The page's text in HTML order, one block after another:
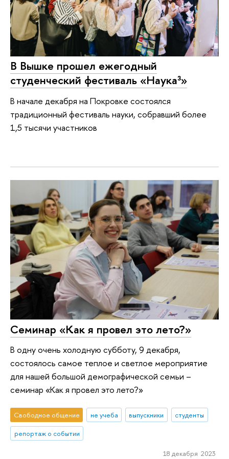
В Вышке прошел ежегодный
студенческий фестиваль «Наука³»
В начале декабря на Покровке состоялся
традиционный фестиваль науки, собравший более
1,5 тысячи участников
Семинар «Как я провел это лето?»
В одну очень холодную субботу, 9 декабря,
состоялось самое теплое и светлое мероприятие
для нашей большой демографической семьи –
семинар «Как я провел это лето?»
Свободное общение не учеба выпускники
студенты
репортаж о событии
18 декабря 2023